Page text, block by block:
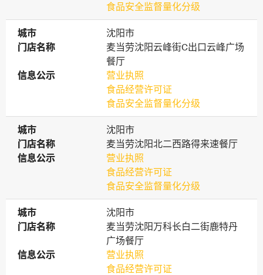
食品安全监督量化分级
城市
城市
沈阳市
门店名称
门店名称
麦当劳沈阳云峰街C出口云峰广场
餐厅
信息公示
信息公示
营业执照
食品经营许可证
食品安全监督量化分级
城市
城市
沈阳市
门店名称
门店名称
麦当劳沈阳北二西路得来速餐厅
信息公示
信息公示
营业执照
食品经营许可证
食品安全监督量化分级
城市
城市
沈阳市
门店名称
门店名称
麦当劳沈阳万科长白二街鹿特丹
广场餐厅
信息公示
信息公示
营业执照
食品经营许可证